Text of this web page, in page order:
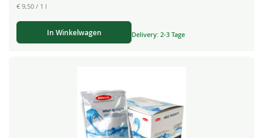
€ 9,50 / 1 l
In Winkelwagen Delivery: 2-3 Tage